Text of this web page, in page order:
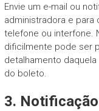
Envie um e-mail ou
administradora e para
telefone ou interfone.
dificilmente pode ser
detalhamento
do boleto.
3.